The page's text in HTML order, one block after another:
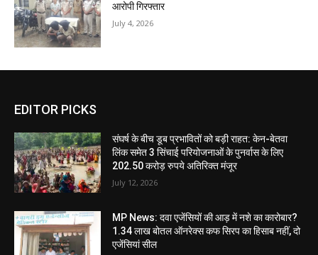
आरोपी गिरफ्तार
July 4, 2026
EDITOR PICKS
संघर्ष के बीच डूब प्रभावितों को बड़ी राहत: केन-बेतवा
लिंक समेत 3 सिंचाई परियोजनाओं के पुनर्वास के लिए
202.50 करोड़ रुपये अतिरिक्त मंजूर
July 12, 2026
MP News: दवा एजेंसियों की आड़ में नशे का कारोबार?
1.34 लाख बोतल ऑनरेक्स कफ सिरप का हिसाब नहीं, दो
एजेंसियां सील